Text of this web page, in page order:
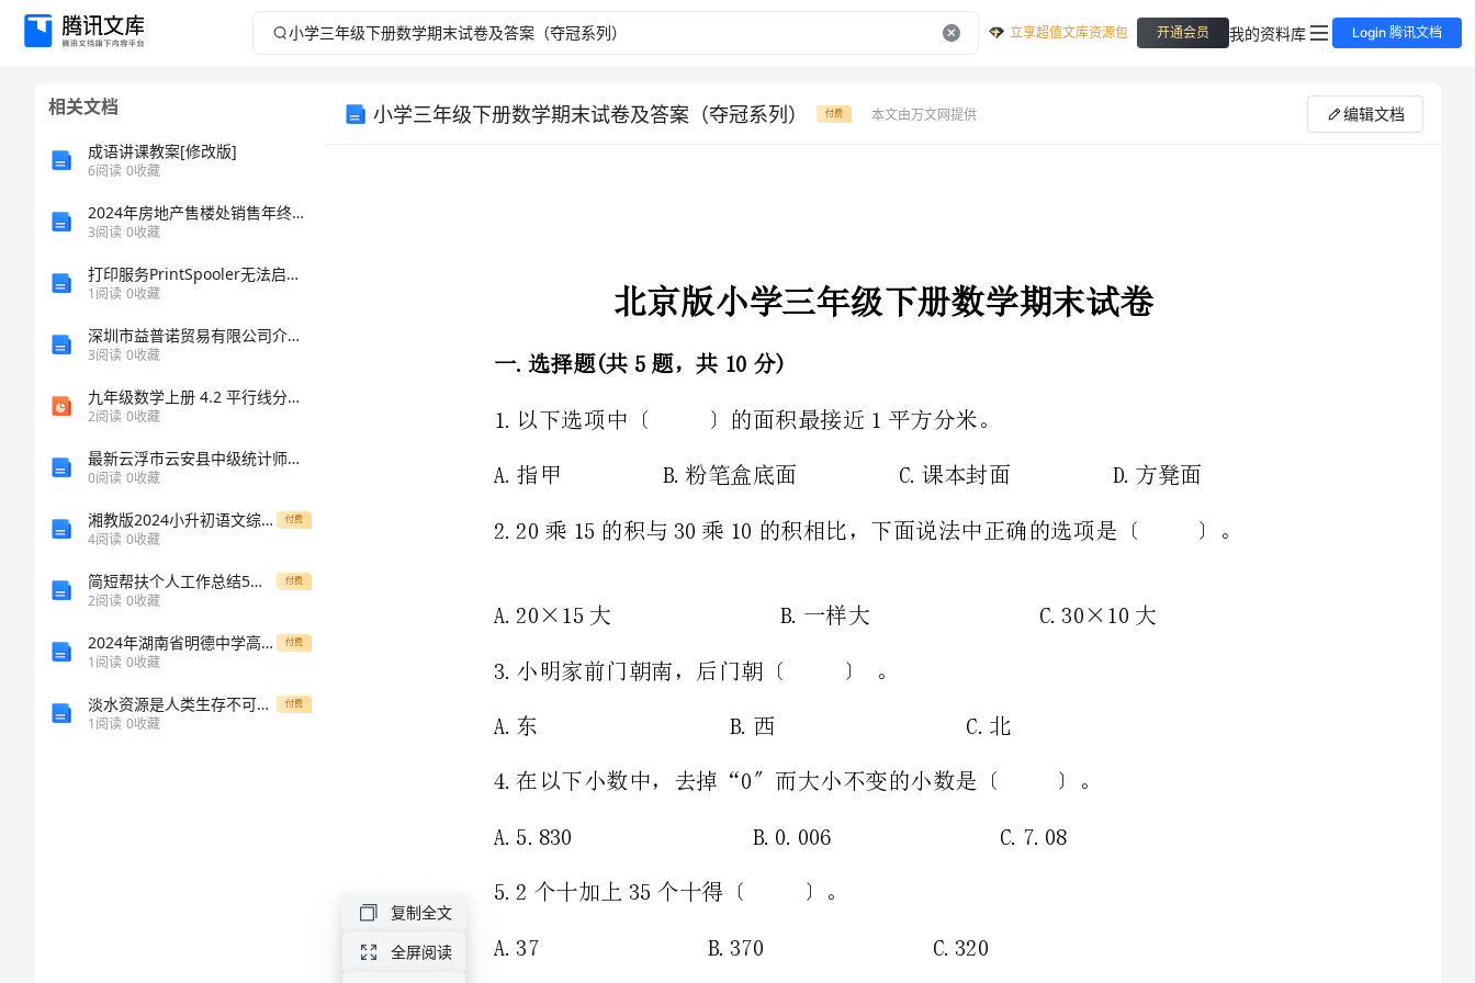
小
立享超值文库资源包 开通会员 我的资料库 Login 腾讯文档
相关文档
成语讲课教案[修改版]
6阅读 0收藏
2024年房地产售楼处销售年终个人工作总结
3阅读 0收藏
打印服务PrintSpooler无法启动解决方法
1阅读 0收藏
深圳市益普诺贸易有限公司介绍企业发展分析报告
3阅读 0收藏
九年级数学上册 4.2 平行线分线段成比例课件 （新版）北师大版
2阅读 0收藏
最新云浮市云安县中级统计师《统计基础知识理论及相关知识》最后冲刺试题含解析
0阅读 0收藏
湘教版2024小升初语文综合检测试题C卷 含答案 付费
4阅读 0收藏
简短帮扶个人工作总结5篇精选范文 付费
2阅读 0收藏
2024年湖南省明德中学高一生物上册期末达标测试试题含解析 付费
1阅读 0收藏
淡水资源是人类生存不可缺乏的 付费
1阅读 0收藏
小学三年级下册数学期末试卷及答案（夺冠系列） 付费 本文由万文网提供 编辑文档
2.20乘15的积与30乘10的积相比，下面说法中正确的选项是〔〕。
A.20×15大B.一样大C.30×10大
3.小明家前门朝南，后门朝〔〕。
4.在以下小数中，去掉“0〞而大小不变的小数是〔〕。
A.37B.370C.320
二.判断题(共5题，共10分)
复制全文
全屏阅读